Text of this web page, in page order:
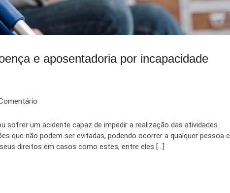
e aposentadoria por incapacidade
sofrer um acidente capaz de impedir a realização das atividades
que não podem ser evitadas, podendo ocorrer a qualquer pessoa e
direitos em casos como estes, entre eles […]